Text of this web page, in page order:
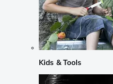
Kids & Tools